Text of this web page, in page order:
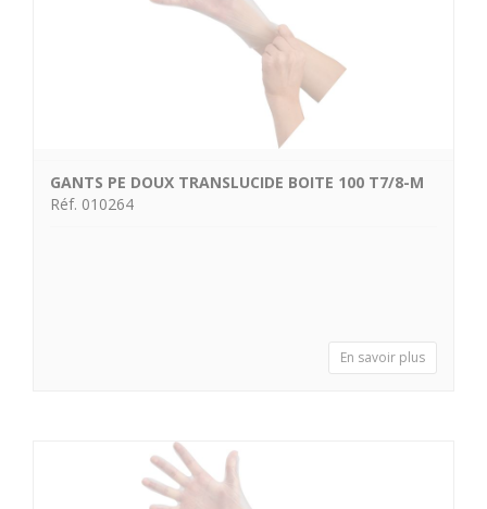
GANTS PE DOUX TRANSLUCIDE BOITE 100 T7/8-M
Réf. 010264
En savoir plus